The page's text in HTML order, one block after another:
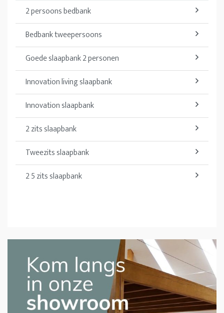
2 persoons bedbank
Bedbank tweepersoons
Goede slaapbank 2 personen
Innovation living slaapbank
Innovation slaapbank
2 zits slaapbank
Tweezits slaapbank
2 5 zits slaapbank